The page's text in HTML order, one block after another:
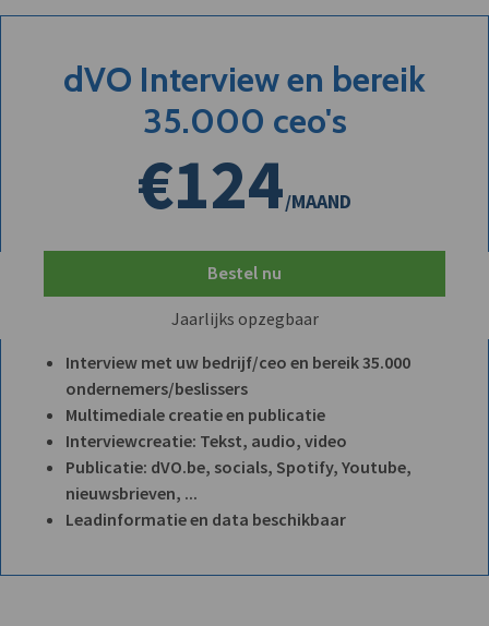
dVO Interview en bereik
35.000 ceo's
€124/MAAND
Bestel nu
Jaarlijks opzegbaar
Interview met uw bedrijf/ceo en bereik 35.000
ondernemers/beslissers
Multimediale creatie en publicatie
Interviewcreatie: Tekst, audio, video
Publicatie: dVO.be, socials, Spotify, Youtube,
nieuwsbrieven, ...
Leadinformatie en data beschikbaar